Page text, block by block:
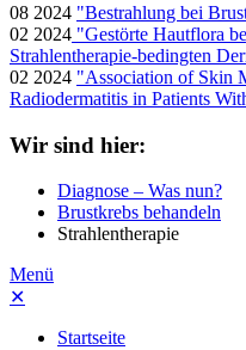
08 2024 "Bestrahlung bei
02 2024 "Gestörte Hautflora
Strahlen­therapie-bedingten
02 2024 "Association of Skin
Radiodermatitis in Patients
Wir sind hier:
Diagnose – Was nun?
Brustkrebs behandeln
Strahlentherapie
Menü
✕
Startseite